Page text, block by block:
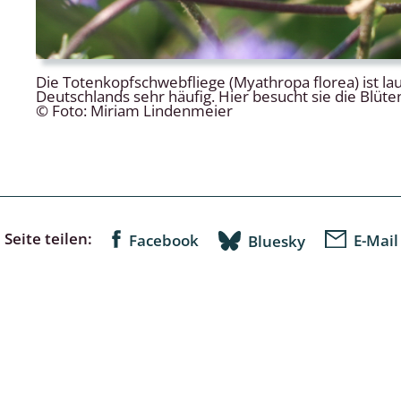
Die Totenkopfschwebfliege (Myathropa florea) ist
Deutschlands sehr häufig. Hier besucht sie die
© Foto: Miriam Lindenmeier
Seite teilen: Facebook Bluesky E-Mail